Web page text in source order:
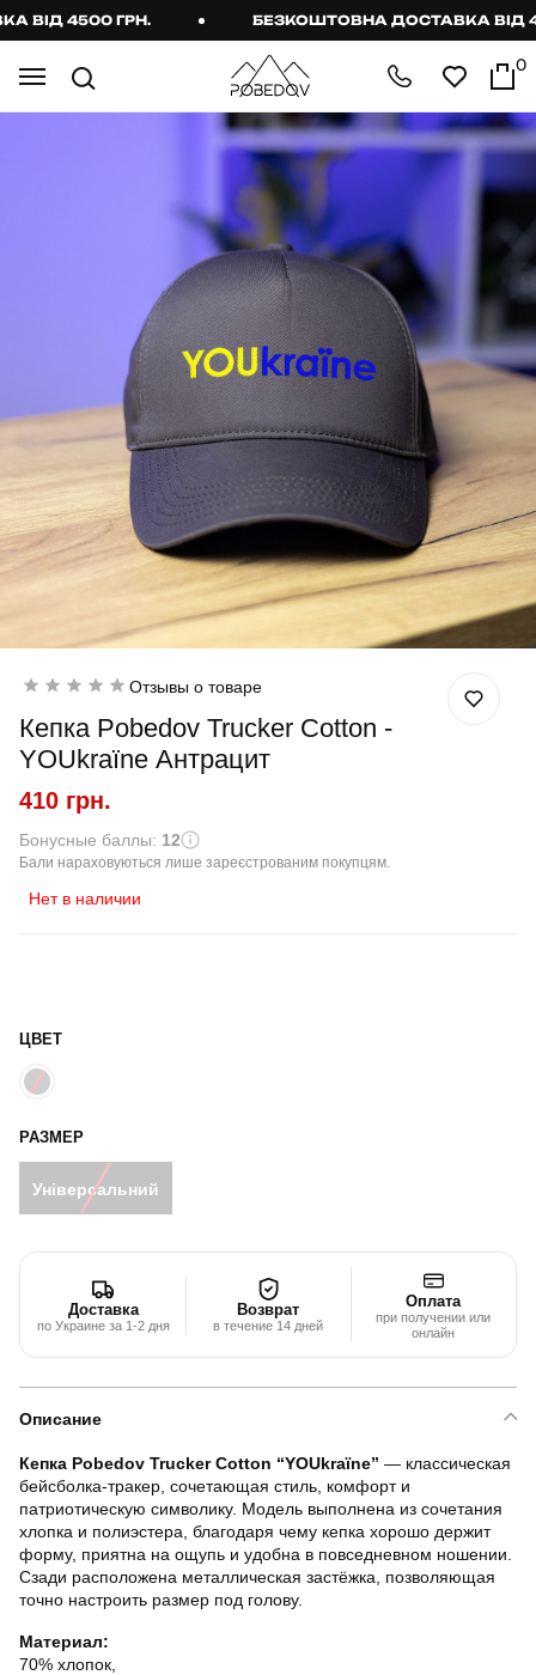
4500 ГРН. БЕЗКОШТОВНА ДОСТАВКА ВІД
0
Отзывы о товаре
Кепка Pobedov Trucker Cotton -
YOUkraїne Антрацит
410 грн.
Бонусные баллы: 12
Бали нараховуються лише зареєстрованим покупцям.
Нет в наличии
ЦВЕТ
РАЗМЕР
Універсальний
Доставка
по Украине за 1-2 дня
Возврат
в течение 14 дней
Оплата
при получении или
онлайн
Описание
Кепка Pobedov Trucker Cotton “YOUkraїne” — классическая
бейсболка-тракер, сочетающая стиль, комфорт и
патриотическую символику. Модель выполнена из сочетания
хлопка и полиэстера, благодаря чему кепка хорошо держит
форму, приятна на ощупь и удобна в повседневном ношении.
Сзади расположена металлическая застёжка, позволяющая
точно настроить размер под голову.
Материал:
70% хлопок,